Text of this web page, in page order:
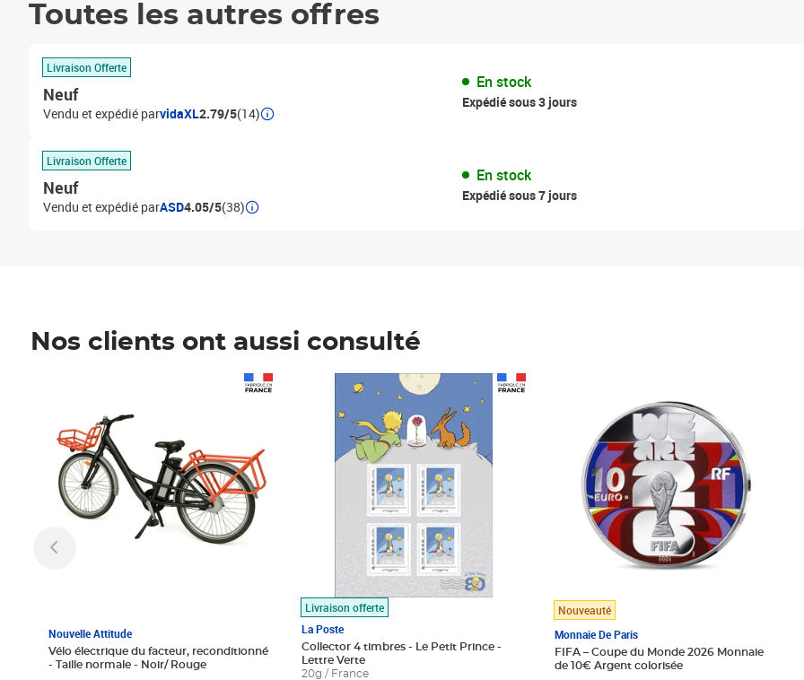
Toutes les autres offres
Livraison Offerte
Neuf
Vendu et expédié parvidaXL2.79/5(14)
En stock
Expédié sous 3 jours
Livraison Offerte
Neuf
Vendu et expédié parASD4.05/5(38)
En stock
Expédié sous 7 jours
Nos clients ont aussi consulté
Nouvelle Attitude
Vélo électrique du facteur, reconditionné
- Taille normale - Noir/ Rouge
Livraison offerte
La Poste
Collector 4 timbres - Le Petit Prince -
Lettre Verte
20g / France
Prix 7,50€
Nouveauté
Monnaie De Paris
FIFA – Coupe du Monde 2026 Monnaie
de 10€ Argent colorisée